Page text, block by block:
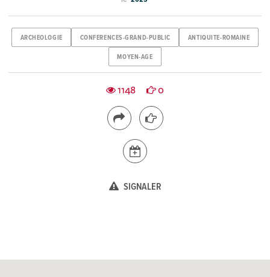
ARCHEOLOGIE CONFERENCES-GRAND-PUBLIC ANTIQUITE-ROMAINE
MOYEN-AGE
1148 0
SIGNALER